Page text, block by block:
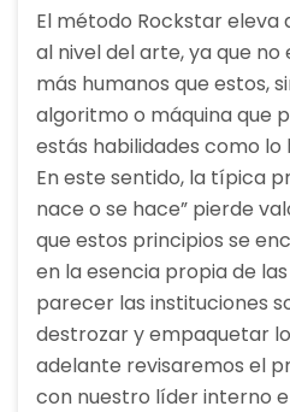
El método Rockstar eleva
al nivel del arte, ya que
más humanos que estos,
algoritmo o máquina que
estás habilidades como lo
En este sentido, la típica
nace o se hace” pierde
que estos principios se
en la esencia propia de
parecer las instituciones
destrozar y empaquetar
adelante revisaremos el
con nuestro líder interno